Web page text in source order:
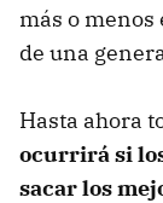
más o
de una
Hasta ahora
ocurrirá si
sacar los